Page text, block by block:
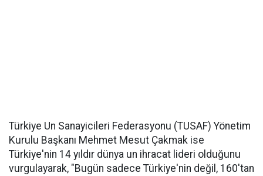
Türkiye Un Sanayicileri Federasyonu (TUSAF) Yönetim
Kurulu Başkanı Mehmet Mesut Çakmak ise
Türkiye'nin 14 yıldır dünya un ihracat lideri olduğunu
vurgulayarak, "Bugün sadece Türkiye'nin değil, 160'tan